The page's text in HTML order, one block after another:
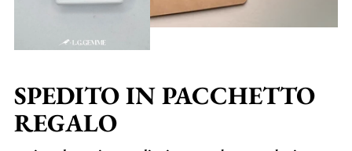
SPEDITO IN PACCHETTO
REGALO